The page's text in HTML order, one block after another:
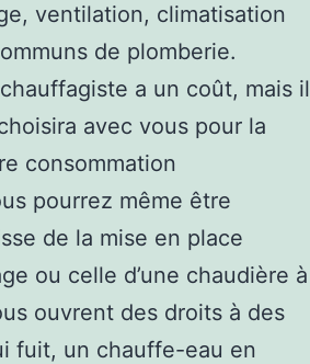
ventilation, climatisation
de plomberie.
a un coût, mais il
avec vous pour la
consommation
pourrez même être
de la mise en place
ou celle d’une chaudière à
ouvrent des droits à des
fuit, un chauffe-eau en